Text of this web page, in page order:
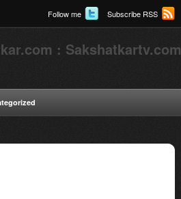
Follow me Subscribe RSS
: Sakshatkartv.com